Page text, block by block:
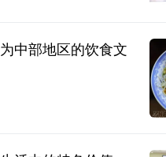
中部地区的饮食文